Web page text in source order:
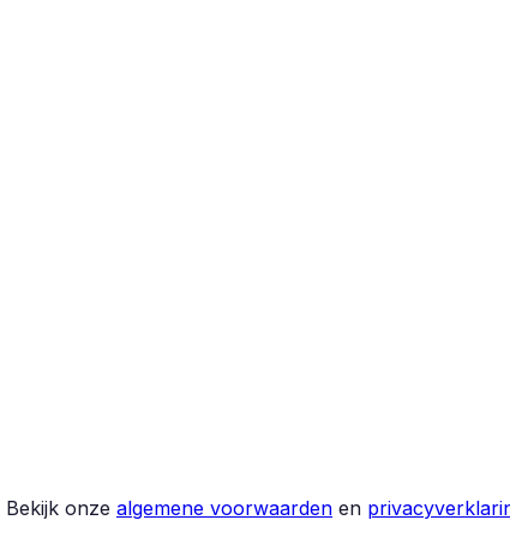
Bekijk onze algemene voorwaarden en